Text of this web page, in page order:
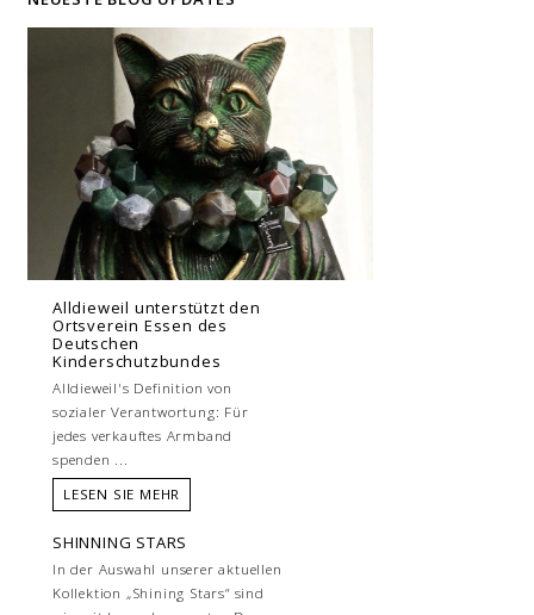
Alldieweil unterstützt den
Ortsverein Essen des
Deutschen
Kinderschutzbundes
Alldieweil's Definition von
sozialer Verantwortung: Für
jedes verkauftes Armband
spenden ...
LESEN SIE MEHR
SHINNING STARS
In der Auswahl unserer aktuellen
Kollektion „Shining Stars“ sind